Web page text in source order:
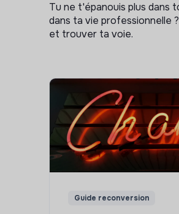
Tu ne t'épanouis plus dans
dans ta vie professionnelle
et trouver ta voie.
Guide reconversion